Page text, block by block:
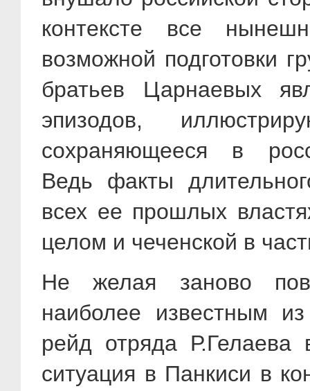
контексте все
возможной подготовки
братьев Царнаевых
эпизодов,
сохраняющееся в
Ведь факты
всех ее прошлых
целом и чеченской в
Не желая заново
наиболее известным
рейд отряда
ситуация в Панкиси в